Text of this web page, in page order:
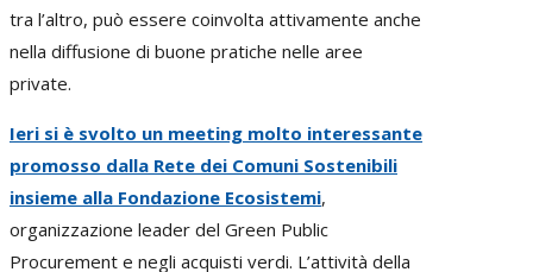
tra l’altro, può essere coinvolta attivamente anche
nella diffusione di buone pratiche nelle aree
private.
Ieri si è svolto un meeting molto interessante
promosso dalla Rete dei Comuni Sostenibili
insieme alla Fondazione Ecosistemi,
organizzazione leader del Green Public
Procurement e negli acquisti verdi. L’attività della